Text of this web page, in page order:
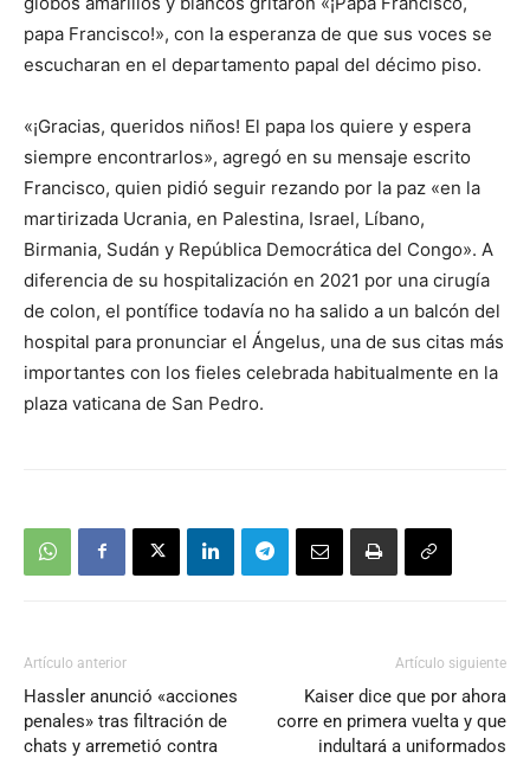
papa Francisco!», con la esperanza de que sus voces se
escucharan en el departamento papal del décimo piso.
«¡Gracias, queridos niños! El papa los quiere y espera
siempre encontrarlos», agregó en su mensaje escrito
Francisco, quien pidió seguir rezando por la paz «en la
martirizada Ucrania, en Palestina, Israel, Líbano,
Birmania, Sudán y República Democrática del Congo». A
diferencia de su hospitalización en 2021 por una cirugía
de colon, el pontífice todavía no ha salido a un balcón del
hospital para pronunciar el Ángelus, una de sus citas más
importantes con los fieles celebrada habitualmente en la
plaza vaticana de San Pedro.
Artículo anterior
Hassler anunció «acciones
penales» tras filtración de
chats y arremetió contra
Artículo siguiente
Kaiser dice que por ahora
corre en primera vuelta y que
indultará a uniformados